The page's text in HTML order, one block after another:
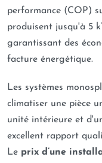
performance (COP)
produisent jusqu'à 5
garantissant des
facture énergétique.
Les systèmes
climatiser une pièce
unité intérieure et
excellent rapport
Le prix d’une